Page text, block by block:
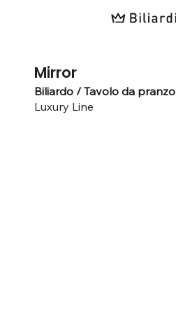
Mirror
Biliardo / Tavolo da pranzo
Luxury Line